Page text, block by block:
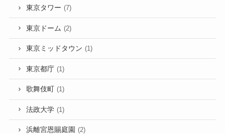
東京タワー (7)
東京ドーム (2)
東京ミッドタウン (1)
東京都庁 (1)
歌舞伎町 (1)
法政大学 (1)
浜離宮恩賜庭園 (2)